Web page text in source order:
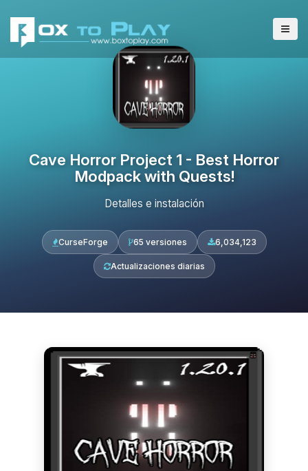
Cave Horror Project 1 - Best Horror
Modpack with Quests!
Detalles e instalación
CurseForge 65 versiones 6,034,123
Actualizaciones diarias